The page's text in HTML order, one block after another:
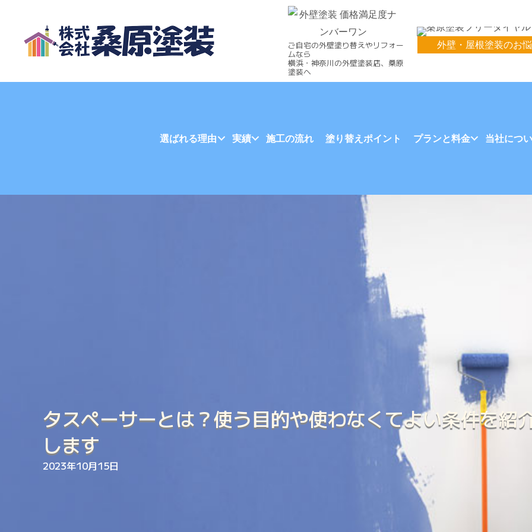
ご自宅の外壁塗り替えやリフォー
ムなら
横浜・神奈川の外壁塗装店、桑原
塗装へ
外壁・屋根塗装のお
選ばれる理由 実績 施工の流れ 塗り替えポイント プランと料金 当社につ
タスペーサーとは？使う目的や使わなくてよい条件を紹
します
2023年10月15日